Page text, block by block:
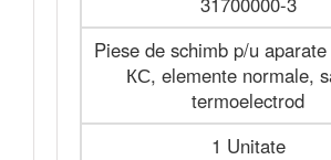
Piese de schimb p/u
КС, elemente normale,
termoelectrod
1 Unitate